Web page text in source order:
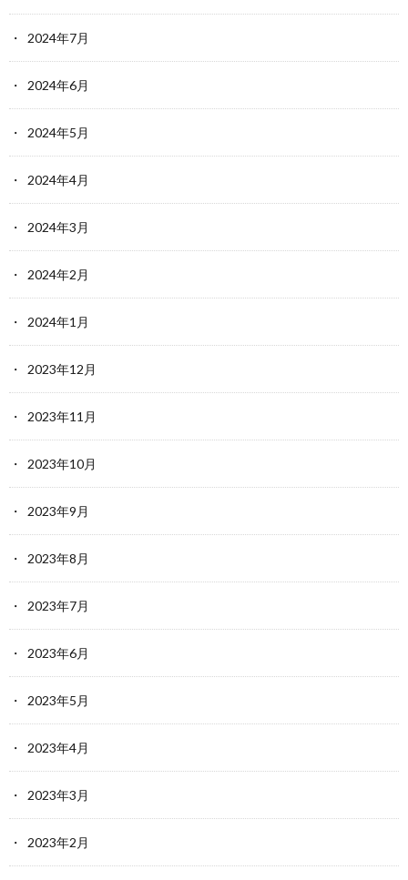
2024年7月
2024年6月
2024年5月
2024年4月
2024年3月
2024年2月
2024年1月
2023年12月
2023年11月
2023年10月
2023年9月
2023年8月
2023年7月
2023年6月
2023年5月
2023年4月
2023年3月
2023年2月